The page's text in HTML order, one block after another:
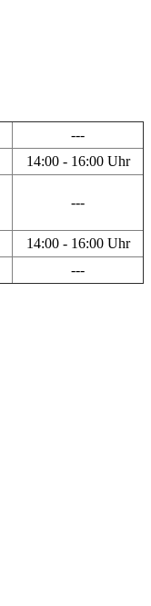
---
14:00 - 16:00 Uhr
---
14:00 - 16:00 Uhr
---